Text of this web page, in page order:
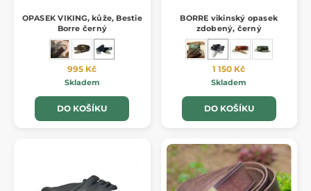
OPASEK VIKING, kůže, Bestie
Borre černý
995 Kč
Skladem
DO KOŠÍKU
BORRE vikinský opasek
zdobený, černý
1 150 Kč
Skladem
DO KOŠÍKU